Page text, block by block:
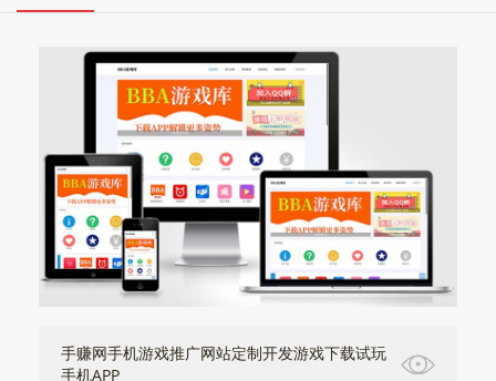
手赚网手机游戏推广网站定制开发游戏下载试玩
手机APP